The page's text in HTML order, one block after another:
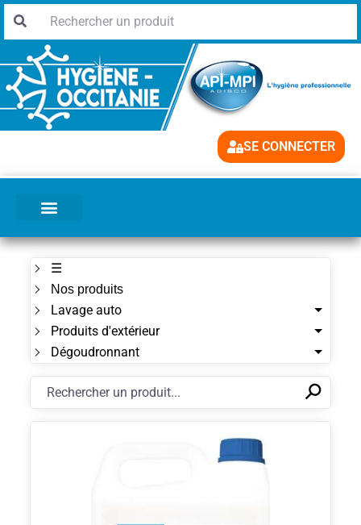
SE CONNECTER
☰
Nos produits
Lavage auto
Produits d'extérieur
Dégoudronnant
✕⚲